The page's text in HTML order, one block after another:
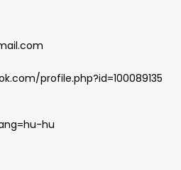
profile.php?id=100089135
hu